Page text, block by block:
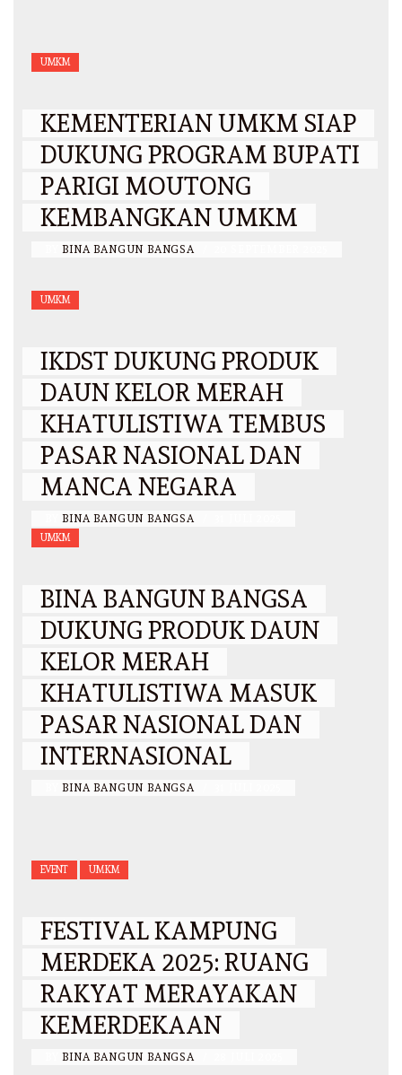
UMKM
KEMENTERIAN UMKM SIAP
DUKUNG PROGRAM BUPATI
PARIGI MOUTONG
KEMBANGKAN UMKM
BINA BANGUN BANGSA
UMKM
IKDST DUKUNG PRODUK
DAUN KELOR MERAH
KHATULISTIWA TEMBUS
PASAR NASIONAL DAN
MANCA NEGARA
BINA BANGUN BANGSA
UMKM
BINA BANGUN BANGSA
DUKUNG PRODUK DAUN
KELOR MERAH
KHATULISTIWA MASUK
PASAR NASIONAL DAN
INTERNASIONAL
BINA BANGUN BANGSA
EVENT UMKM
FESTIVAL KAMPUNG
MERDEKA 2025: RUANG
RAKYAT MERAYAKAN
KEMERDEKAAN
BINA BANGUN BANGSA